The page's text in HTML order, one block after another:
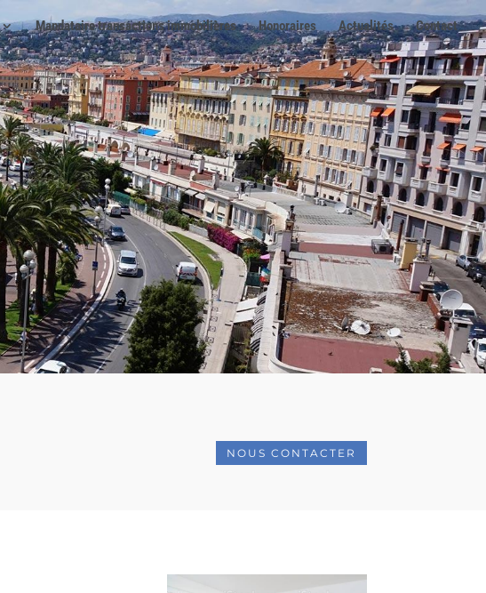
Mandataire transactions immobilières Honoraires Actualités Contact
NOUS CONTACTER